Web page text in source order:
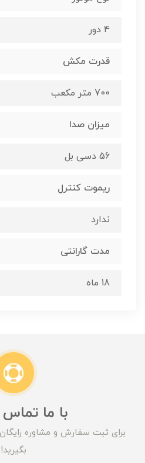
4 دور
قدرت مکش
700 متر مکعب
میزان صدا
56 دسی بل
ریموت کنترل
ندارد
مدت گارانتی
18 ماه
با ما تماس
برای ثبت سفارش و مشاوره
بگیرید!